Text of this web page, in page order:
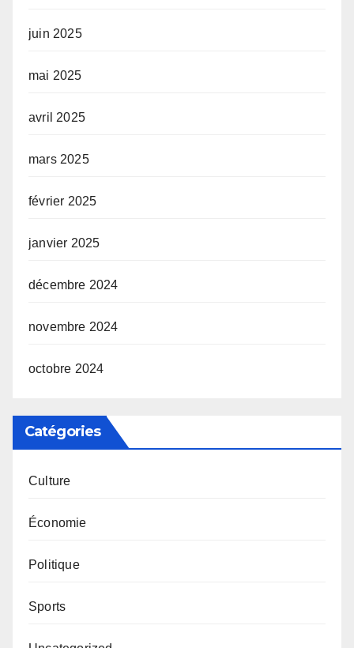
juin 2025
mai 2025
avril 2025
mars 2025
février 2025
janvier 2025
décembre 2024
novembre 2024
octobre 2024
Catégories
Culture
Économie
Politique
Sports